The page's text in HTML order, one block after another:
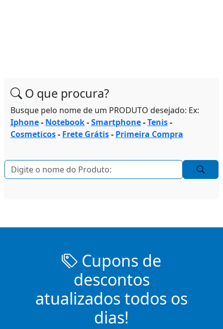
O que procura?
Busque pelo nome de um PRODUTO desejado: Ex:
Iphone- Notebook-Smartphone-Tenis-
Cosmeticos- Frete Grátis- Primeira Compra
Cupons de
descontos
atualizados todos os
dias!